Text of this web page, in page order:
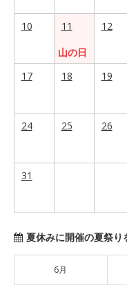
10
11
山の日
12
17
18 19
24 25 26
31
夏休みに開催の夏祭り
6月